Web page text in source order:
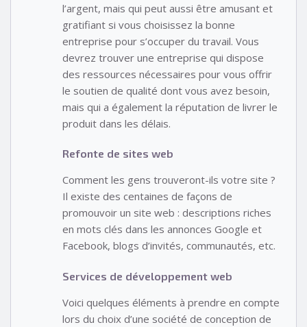
l’argent, mais qui peut aussi être amusant et
gratifiant si vous choisissez la bonne
entreprise pour s’occuper du travail. Vous
devrez trouver une entreprise qui dispose
des ressources nécessaires pour vous offrir
le soutien de qualité dont vous avez besoin,
mais qui a également la réputation de livrer le
produit dans les délais.
Refonte de sites web
Comment les gens trouveront-ils votre site ?
Il existe des centaines de façons de
promouvoir un site web : descriptions riches
en mots clés dans les annonces Google et
Facebook, blogs d’invités, communautés, etc.
Services de développement web
Voici quelques éléments à prendre en compte
lors du choix d’une société de conception de